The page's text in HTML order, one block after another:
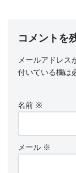
k
コメントを
メールアドレス
付いている欄は
名前 ※
メール ※